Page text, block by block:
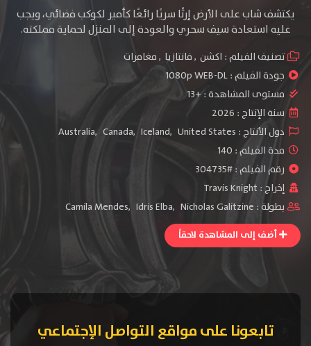
يكتشف شاب على الأرض إرثًا سريًا رائعًا كأمير لكوكب فضائي، ويجب
عليه استعادة سيف سحري والعودة إلى المنزل لحماية مملكته.
تصنيف الفيلم : اكشن ,فانتازيا ,مغامرات
جودة الفيلم :1080p WEB-DL
مستوى المشاهدة :+13
سنة الإنتاج : 2026
دول الأنتاج :
Australia, Canada, Iceland, United States
مدة الفيلم : 140
رقم الفيلم : #304735
إخراج : Travis Knight
بطولة :
Camila Mendes, Idris Elba, Nicholas Galitzine
أضف إلى المشاهدة لاحقاً
تابعونا على مواقع التواصل الإجتماعي